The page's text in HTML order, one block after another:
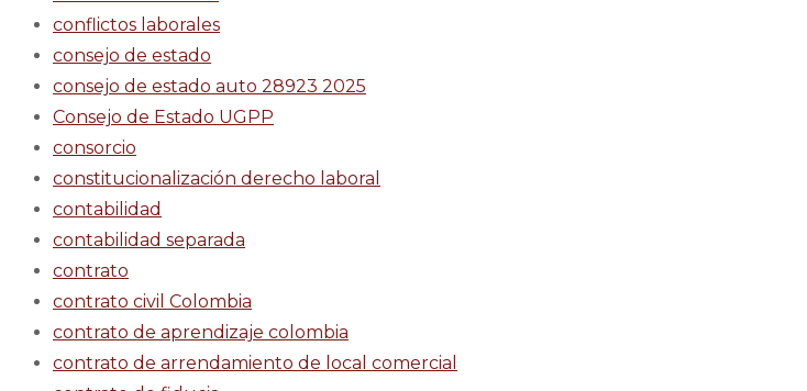
conflictos laborales
consejo de estado
consejo de estado auto 28923 2025
Consejo de Estado UGPP
consorcio
constitucionalización derecho laboral
contabilidad
contabilidad separada
contrato
contrato civil Colombia
contrato de aprendizaje colombia
contrato de arrendamiento de local comercial